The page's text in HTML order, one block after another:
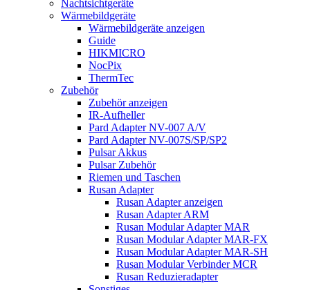
Nachtsichtgeräte
Wärmebildgeräte
Wärmebildgeräte anzeigen
Guide
HIKMICRO
NocPix
ThermTec
Zubehör
Zubehör anzeigen
IR-Aufheller
Pard Adapter NV-007 A/V
Pard Adapter NV-007S/SP/SP2
Pulsar Akkus
Pulsar Zubehör
Riemen und Taschen
Rusan Adapter
Rusan Adapter anzeigen
Rusan Adapter ARM
Rusan Modular Adapter MAR
Rusan Modular Adapter MAR-FX
Rusan Modular Adapter MAR-SH
Rusan Modular Verbinder MCR
Rusan Reduzieradapter